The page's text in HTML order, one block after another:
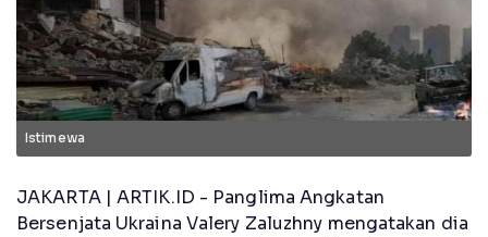
Istimewa
JAKARTA | ARTIK.ID - Panglima Angkatan
Bersenjata Ukraina Valery Zaluzhny mengatakan dia